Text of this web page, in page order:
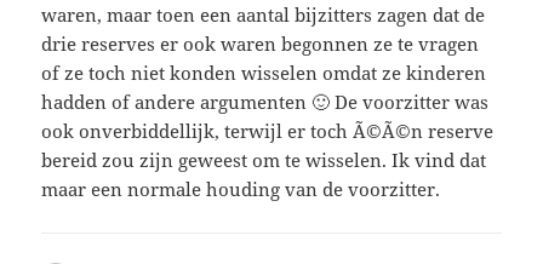
waren, maar toen een aantal bijzitters zagen dat de
drie reserves er ook waren begonnen ze te vragen
of ze toch niet konden wisselen omdat ze kinderen
hadden of andere argumenten 🙂 De voorzitter was
ook onverbiddellijk, terwijl er toch Ã©Ã©n reserve
bereid zou zijn geweest om te wisselen. Ik vind dat
maar een normale houding van de voorzitter.